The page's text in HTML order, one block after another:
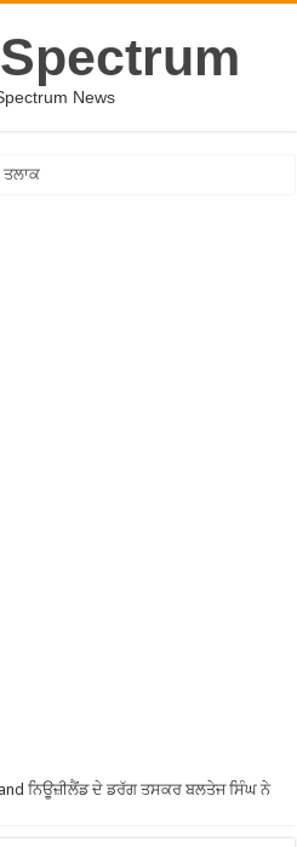
News
ਤਲਾਕ
ਨਿਊਜ਼ੀਲੈਂਡ ਦੇ ਡਰੱਗ ਤਸਕਰ ਬਲਤੇਜ ਸਿੰਘ ਨੇ